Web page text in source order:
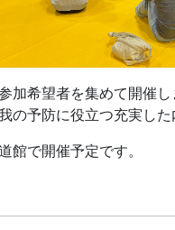
加希望者を集めて開催
予防に役立つ充実した
で開催予定です。